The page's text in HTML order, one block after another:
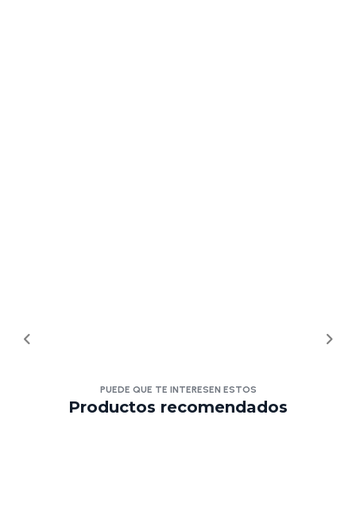
PUEDE QUE TE INTERESEN ESTOS
Productos recomendados